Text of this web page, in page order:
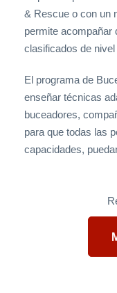
& Rescue o con un
permite acompañar
clasificados de nivel
El programa de
enseñar técnicas
buceadores,
para que todas las
capacidades,